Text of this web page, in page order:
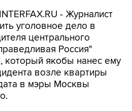
- Журналист
уголовное дело в
центрального
Россия"
который якобы нанес ему
возле квартиры
в мэры Москвы